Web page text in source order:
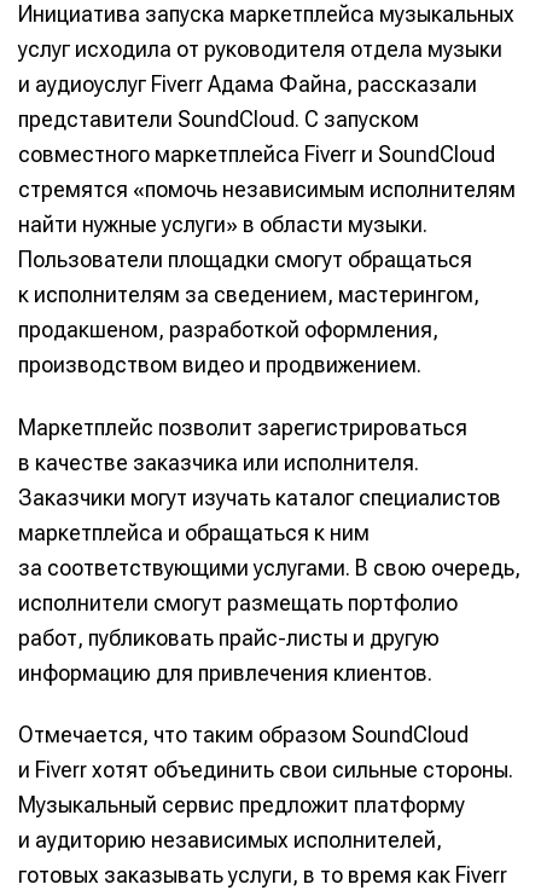
Инициатива запуска маркетплейса музыкальных
услуг исходила от руководителя отдела музыки
и аудиоуслуг Fiverr Адама Файна, рассказали
представители SoundCloud. С запуском
совместного маркетплейса Fiverr и SoundCloud
стремятся «помочь независимым исполнителям
найти нужные услуги» в области музыки.
Пользователи площадки смогут обращаться
к исполнителям за сведением, мастерингом,
продакшеном, разработкой оформления,
производством видео и продвижением.
Маркетплейс позволит зарегистрироваться
в качестве заказчика или исполнителя.
Заказчики могут изучать каталог специалистов
маркетплейса и обращаться к ним
за соответствующими услугами. В свою очередь,
исполнители смогут размещать портфолио
работ, публиковать прайс-листы и другую
информацию для привлечения клиентов.
Отмечается, что таким образом SoundCloud
и Fiverr хотят объединить свои сильные стороны.
Музыкальный сервис предложит платформу
и аудиторию независимых исполнителей,
готовых заказывать услуги, в то время как Fiverr